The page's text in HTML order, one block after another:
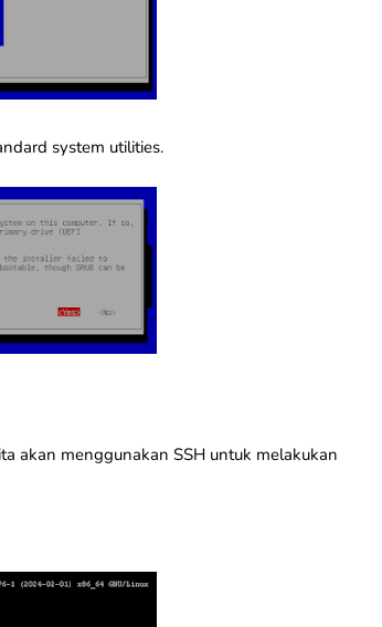
system utilities.
akan menggunakan SSH untuk melakukan